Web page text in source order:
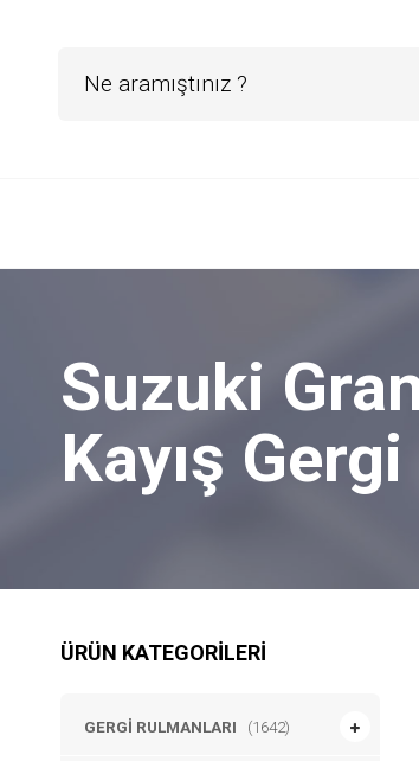
Suzuki
Kayış
ÜRÜN KATEGORILERI
GERGI RULMANLARI (1642)